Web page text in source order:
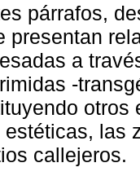
párrafos,
presentan
a
-
las
callejeros.